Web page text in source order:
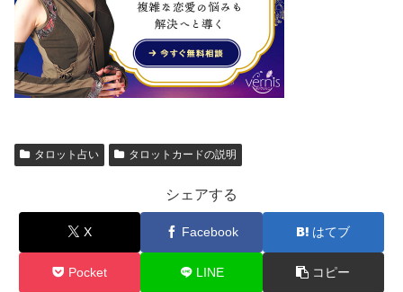
タロット占い タロットカードの説明
シェアする
X Facebook はてブ
Pocket LINE コピー